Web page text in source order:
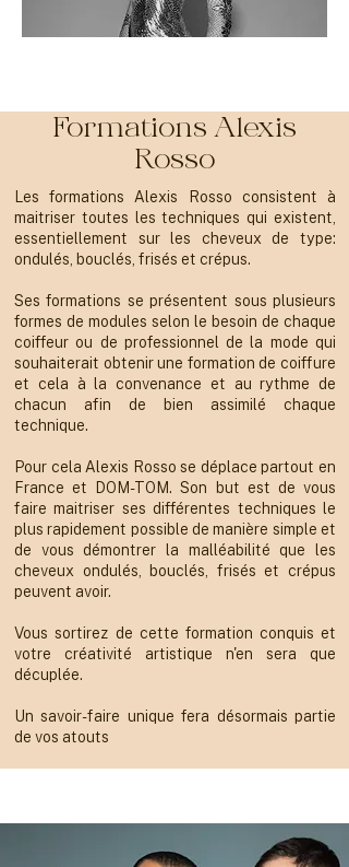
Formations Alexis
Rosso
Les formations Alexis Rosso consistent à
maitriser toutes les techniques qui existent,
essentiellement sur les cheveux de type:
ondulés, bouclés, frisés et crépus.
Ses formations se présentent sous plusieurs
formes de modules selon le besoin de chaque
coiffeur ou de professionnel de la mode qui
souhaiterait obtenir une formation de coiffure
et cela à la convenance et au rythme de
chacun afin de bien assimilé chaque
technique.
Pour cela Alexis Rosso se déplace partout en
France et DOM-TOM. Son but est de vous
faire maitriser ses différentes techniques le
plus rapidement possible de manière simple et
de vous démontrer la malléabilité que les
cheveux ondulés, bouclés, frisés et crépus
peuvent avoir.
Vous sortirez de cette formation conquis et
votre créativité artistique n'en sera que
décuplée.
Un savoir-faire unique fera désormais partie
de vos atouts